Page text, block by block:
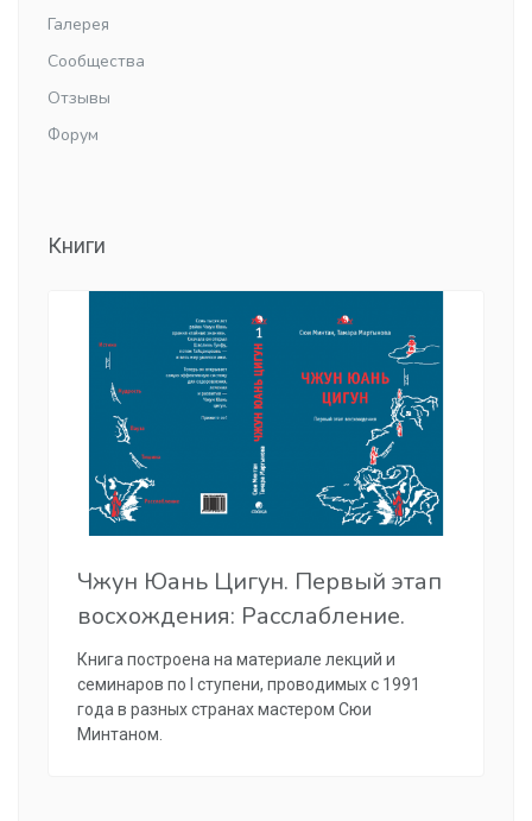
Галерея
Сообщества
Отзывы
Форум
Книги
Чжун Юань Цигун. Первый этап
восхождения: Расслабление.
Книга построена на материале лекций и
семинаров по I ступени, проводимых с 1991
года в разных странах мастером Сюи
Минтаном.